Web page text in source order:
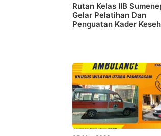
Rutan Kelas IIB
Gelar Pelatihan Dan
Penguatan Kader